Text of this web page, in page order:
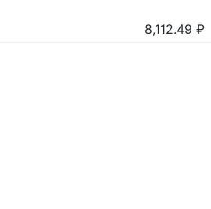
8,112.49 ₽